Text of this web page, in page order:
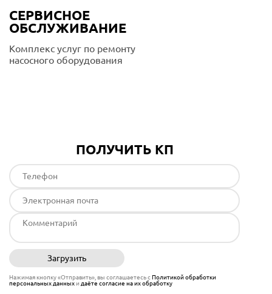
СЕРВИСНОЕ
ОБСЛУЖИВАНИЕ
Комплекс услуг по ремонту
насосного оборудования
ПОЛУЧИТЬ КП
Загрузить
Нажимая кнопку «Отправить», вы соглашаетесь сПолитикой обработки
персональных данныхи даёте согласие на их обработку